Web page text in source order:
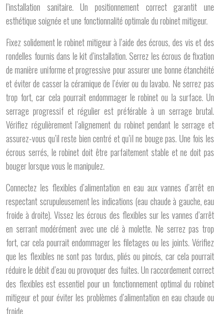
l’installation sanitaire. Un positionnement correct garantit une
esthétique soignée et une fonctionnalité optimale du robinet mitigeur.
Fixez solidement le robinet mitigeur à l’aide des écrous, des vis et des
rondelles fournis dans le kit d’installation. Serrez les écrous de fixation
de manière uniforme et progressive pour assurer une bonne étanchéité
et éviter de casser la céramique de l’évier ou du lavabo. Ne serrez pas
trop fort, car cela pourrait endommager le robinet ou la surface. Un
serrage progressif et régulier est préférable à un serrage brutal.
Vérifiez régulièrement l’alignement du robinet pendant le serrage et
assurez-vous qu’il reste bien centré et qu’il ne bouge pas. Une fois les
écrous serrés, le robinet doit être parfaitement stable et ne doit pas
bouger lorsque vous le manipulez.
Connectez les flexibles d’alimentation en eau aux vannes d’arrêt en
respectant scrupuleusement les indications (eau chaude à gauche, eau
froide à droite). Vissez les écrous des flexibles sur les vannes d’arrêt
en serrant modérément avec une clé à molette. Ne serrez pas trop
fort, car cela pourrait endommager les filetages ou les joints. Vérifiez
que les flexibles ne sont pas tordus, pliés ou pincés, car cela pourrait
réduire le débit d’eau ou provoquer des fuites. Un raccordement correct
des flexibles est essentiel pour un fonctionnement optimal du robinet
mitigeur et pour éviter les problèmes d’alimentation en eau chaude ou
froide.